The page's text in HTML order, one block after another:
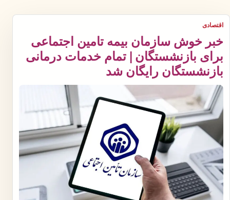
اقتصادی
خبر خوش سازمان بیمه تامین اجتماعی
برای بازنشستگان | تمام خدمات درمانی
بازنشستگان رایگان شد